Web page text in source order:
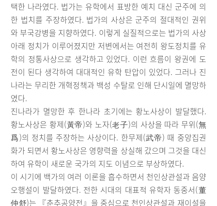
택한 나라였다. 법가는 유학에서 표방한 예치 대신 군주에 의
한 법치를 주장하였다. 법가의 사상은 군주의 절대적인 권위
와 부국강병을 지향하였다. 이렇게 실질적으로는 법가의 사상
아래 정치가 이루어졌지만 저변에서는 여전히 왕도정치를 유
학의 정통사상으로 생각하고 있었다. 이런 흐름이 왕권에 도
전이 된다 생각하여 대대적인 유학 탄압이 있었다. 그러나 진
나라는 무리한 개혁정책과 백성 수탈로 인해 단시일에 멸망하
였다.
진나라가 멸망한 후 한나라 초기에는 황노사상이 발달했다.
황노사상은 황제(黃帝)와 노자(老子)의 사상을 따라 무위(無
爲)의 정치를 주장하는 사상이다. 한무제(武帝) 때 중앙집권
화가 되면서 황노사상은 영향력을 상실해 갔으며 그것을 대신
하여 유학이 새로운 국가의 지도 이념으로 부상하였다.
이 시기에 백가의 여러 이론을 흡수하면서 천인상관설과 음양
오행설이 발달하였다. 전한 시대의 대표적 유학자 동중서(董
仲舒)는 『춘추공양전』을 중심으로 천인상관설과 재이설을